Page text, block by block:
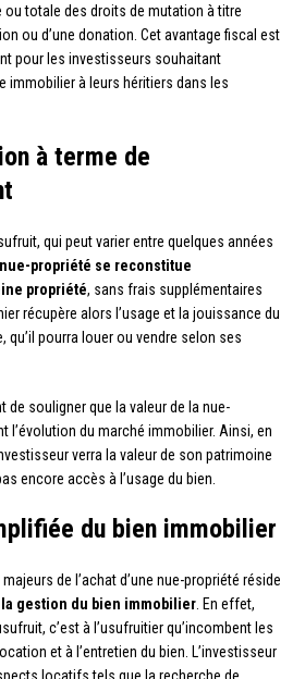
ou totale des droits de mutation à titre
ou d’une donation. Cet avantage fiscal est
pour les investisseurs souhaitant
immobilier à leurs héritiers dans les
à terme de
qui peut varier entre quelques années
nue-propriété se reconstitue
propriété, sans frais supplémentaires
récupère alors l’usage et la jouissance du
qu’il pourra louer ou vendre selon ses
de souligner que la valeur de la nue-
l’évolution du marché immobilier. Ainsi, en
verra la valeur de son patrimoine
encore accès à l’usage du bien.
du bien immobilier
de l’achat d’une nue-propriété réside
gestion du bien immobilier . En effet,
c’est à l’usufruitier qu’incombent les
et à l’entretien du bien. L’investisseur